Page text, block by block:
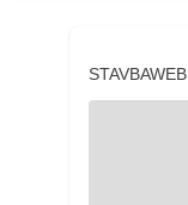
STAVBAWEB